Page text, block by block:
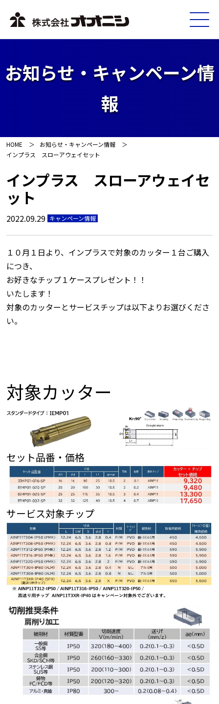
お知らせ・キャンペーン情
報
HOME
お知らせ・キャンペーン情報
インプラス スローアウェイセット
インプラス スローアウェイセ
ット
2022.09.29 キャンペーン情報
１０月１日より、インプラスで対象のカッター１台ご購入
につき、
お好きなチップ１ケースプレゼント！！
いたします！
対象のカッターとサービスチップは以下よりお選びくださ
い。
対象カッター
セット品番・価格
サービス対象チップ